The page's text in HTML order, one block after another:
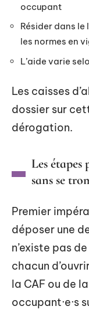
occupant
Résider dans
les normes en
L’aide varie
Les caisses
dossier sur
dérogation.
Les
sans se
Premier
déposer une
n’existe pas
chacun
la CAF ou de
occupant·e·s